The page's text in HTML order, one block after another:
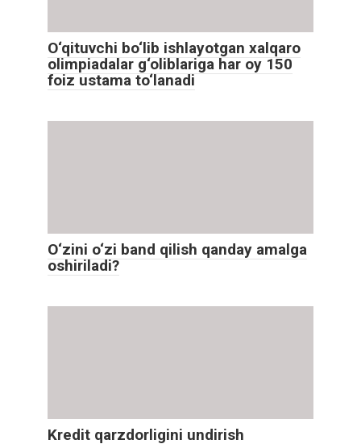
O‘qituvchi bo‘lib ishlayotgan xalqaro
olimpiadalar g‘oliblariga har oy 150
foiz ustama to‘lanadi
O‘zini o‘zi band qilish qanday amalga
oshiriladi?
Kredit qarzdorligini undirish